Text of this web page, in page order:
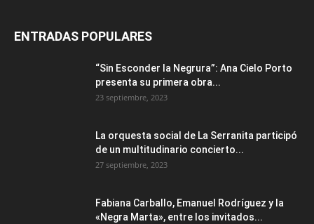
ENTRADAS POPULARES
“Sin Esconder la Negrura”: Ana Cielo Porto
presenta su primera obra...
23 septiembre, 2023
La orquesta social de La Serranita participó
de un multitudinario concierto...
27 septiembre, 2023
Fabiana Carballo, Emanuel Rodríguez y la
«Negra Marta», entre los invitados...